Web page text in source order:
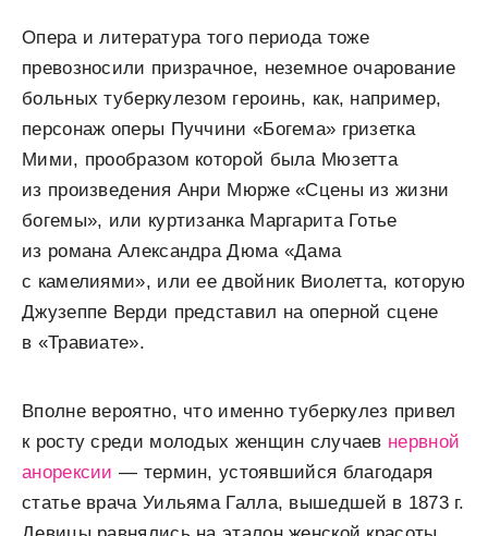
Опера и литература того периода тоже
превозносили призрачное, неземное очарование
больных туберкулезом героинь, как, например,
персонаж оперы Пуччини «Богема» гризетка
Мими, прообразом которой была Мюзетта
из произведения Анри Мюрже «Сцены из жизни
богемы», или куртизанка Маргарита Готье
из романа Александра Дюма «Дама
с камелиями», или ее двойник Виолетта, которую
Джузеппе Верди представил на оперной сцене
в «Травиате».
Вполне вероятно, что именно туберкулез привел
к росту среди молодых женщин случаев нервной
анорексии — термин, устоявшийся благодаря
статье врача Уильяма Галла, вышедшей в 1873 г.